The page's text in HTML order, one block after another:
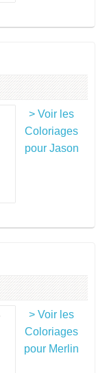
> Voir les
Coloriages
pour Jason
> Voir les
Coloriages
pour Merlin